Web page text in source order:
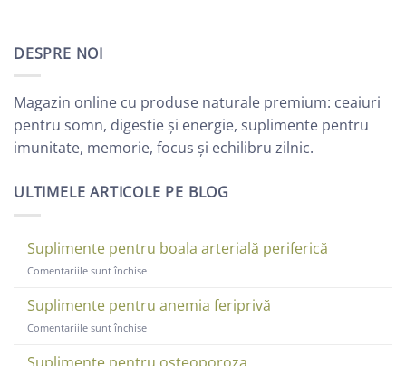
DESPRE NOI
Magazin online cu produse naturale premium: ceaiuri
pentru somn, digestie și energie, suplimente pentru
imunitate, memorie, focus și echilibru zilnic.
ULTIMELE ARTICOLE PE BLOG
Suplimente pentru boala arterială periferică
Comentariile sunt închisepentru
pentru
arterială
Suplimente pentru anemia feriprivă
Comentariile sunt închisepentru
pentru